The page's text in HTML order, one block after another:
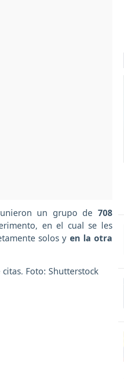
un grupo de 708
en el cual se les
solos y en la otra